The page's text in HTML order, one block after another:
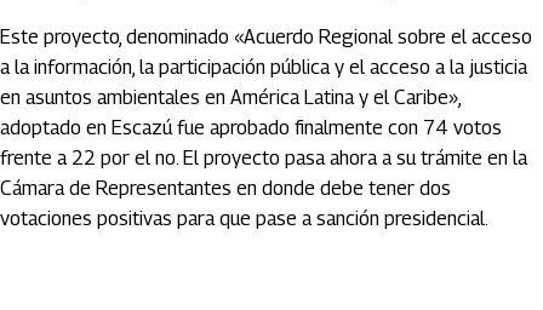
Este proyecto, denominado «Acuerdo Regional sobre el acceso
a la información, la participación pública y el acceso a la justicia
en asuntos ambientales en América Latina y el Caribe»,
adoptado en Escazú fue aprobado finalmente con 74 votos
frente a 22 por el no. El proyecto pasa ahora a su trámite en la
Cámara de Representantes en donde debe tener dos
votaciones positivas para que pase a sanción presidencial.